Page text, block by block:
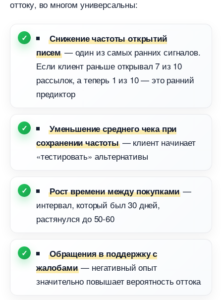
оттоку, во многом универсальны:
Снижение частоты открытий
писем — один из самых ранних сигналов.
Если клиент раньше открывал 7 из 10
рассылок, а теперь 1 из 10 — это ранний
предиктор
Уменьшение среднего чека при
сохранении частоты— клиент начинает
«тестировать» альтернативы
Рост времени между покупками —
интервал, который был 30 дней,
растянулся до 50-60
Обращения в поддержку с
жалобами— негативный опыт
значительно повышает вероятность оттока